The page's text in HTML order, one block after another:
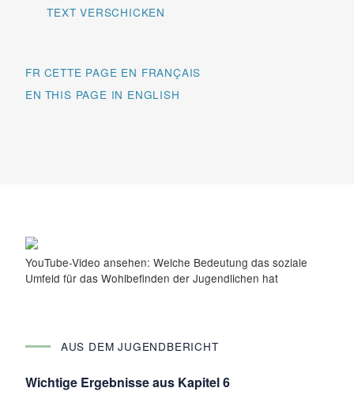
TEXT VERSCHICKEN
FR
EN
YouTube-Video ansehen: Welche Bedeutung das soziale
Umfeld für das Wohlbefinden der Jugendlichen hat
AUS DEM JUGENDBERICHT
Wichtige Ergebnisse aus Kapitel 6